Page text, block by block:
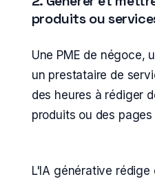
produits ou
Une PME de négoce,
un prestataire de
des heures à rédiger
produits ou des
L'IA générative